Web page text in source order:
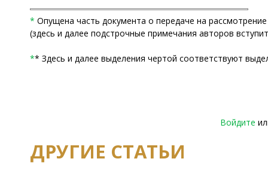
* Опущена часть документа о передаче на
(здесь и далее подстрочные примечания авторов
** Здесь и далее выделения чертой соответствуют
Войдите
ДРУГИЕ СТАТЬИ